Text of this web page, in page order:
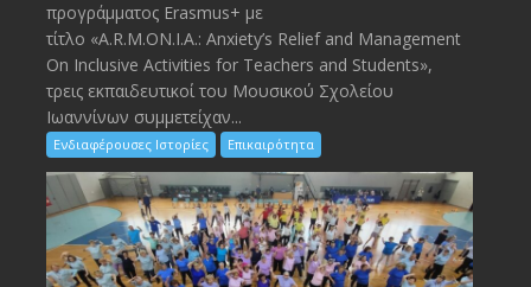
προγράμματος Erasmus+ με
τίτλο «A.R.M.ON.I.A.: Anxiety’s Relief and Management
On Inclusive Activities for Teachers and Students»,
τρεις εκπαιδευτικοί του Μουσικού Σχολείου
Ιωαννίνων συμμετείχαν...
Ενδιαφέρουσες Ιστορίες Επικαιρότητα